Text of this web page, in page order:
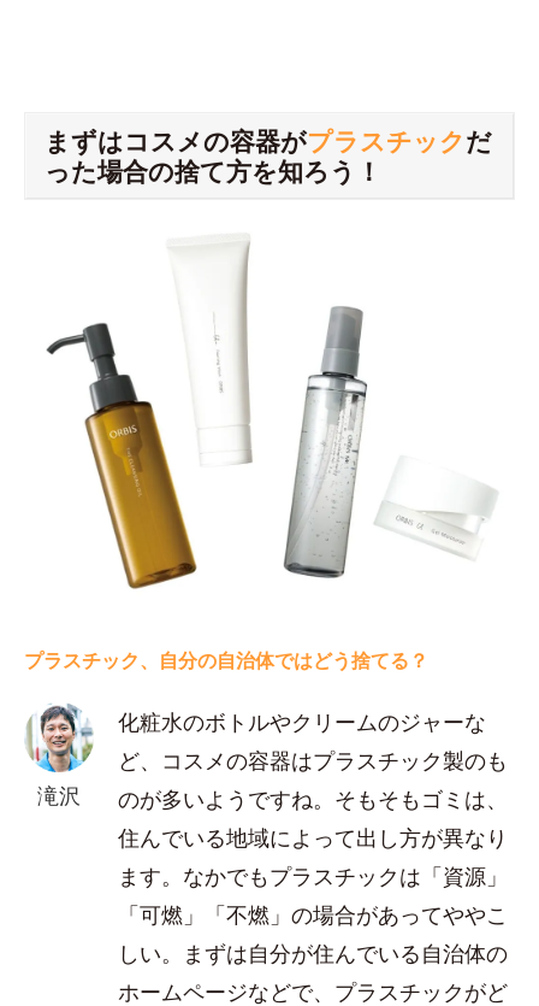
まずはコスメの容器がプラスチックだ
った場合の捨て方を知ろう！
プラスチック、自分の自治体ではどう捨てる？
滝沢
化粧水のボトルやクリームのジャーな
ど、コスメの容器はプラスチック製のも
のが多いようですね。そもそもゴミは、
住んでいる地域によって出し方が異なり
ます。なかでもプラスチックは「資源」
「可燃」「不燃」の場合があってややこ
しい。まずは自分が住んでいる自治体の
ホームページなどで、プラスチックがど